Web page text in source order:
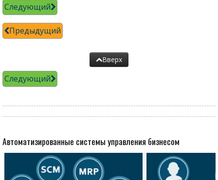
Следующий
Предыдущий
Вверх
Следующий
Автоматизированные системы управления бизнесом